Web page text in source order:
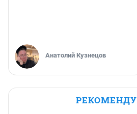
Анатолий Кузнецов